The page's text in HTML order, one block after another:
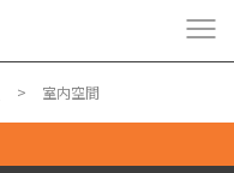
室内空間